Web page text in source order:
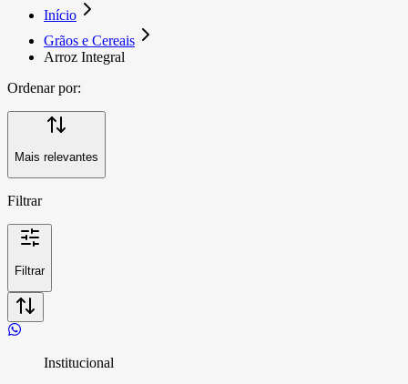
Início
Grãos e Cereais
Arroz Integral
Ordenar por:
Mais relevantes
Filtrar
Filtrar
Institucional